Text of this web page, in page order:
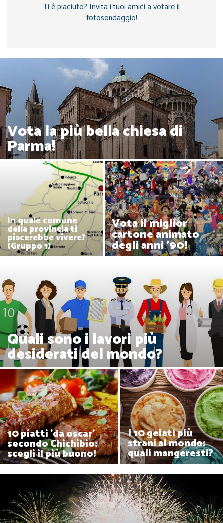
Ti è piaciuto? Invita i tuoi amici a votare il
fotosondaggio!
Vota la più bella chiesa di
Parma!
In quale comune
della provincia ti
piacerebbe vivere?
(Gruppo 1)
Vota il miglior
cartone animato
degli anni '90!
Quali sono i lavori più
desiderati del mondo?
10 piatti 'da oscar'
secondo Chichibio:
scegli il più buono!
I 10 gelati più
strani al mondo:
quali mangeresti?